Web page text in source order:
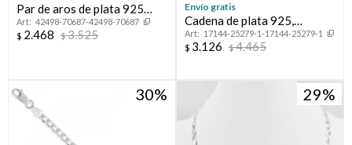
Par de aros de plata 925
combinados.
42498-70687-42498-70687
$ 2.468 $3.525
Envío gratis
Cadena de plata 925,
GRUMETTE, 45 cm.
17144-25279-1-17144-25279-1
$ 3.126 $4.465
30 29